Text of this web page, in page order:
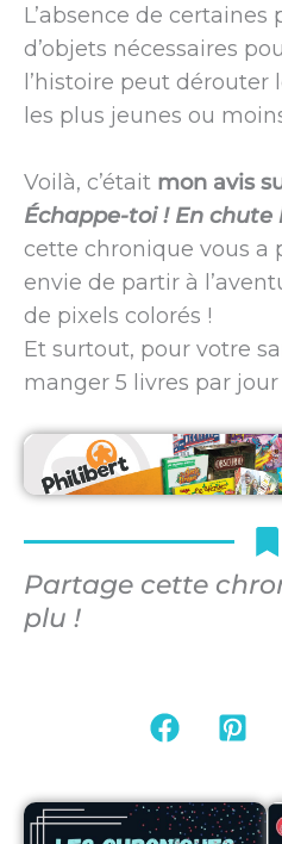
L’absence de certaines
d’objets nécessaires
l’histoire peut dérouter
les plus jeunes ou
Voilà, c’était mon avis
Échappe-toi ! En chute
cette chronique vous a
envie de partir à
de pixels colorés !
Et surtout, pour votre
manger 5 livres par jour
Partage cette
plu !